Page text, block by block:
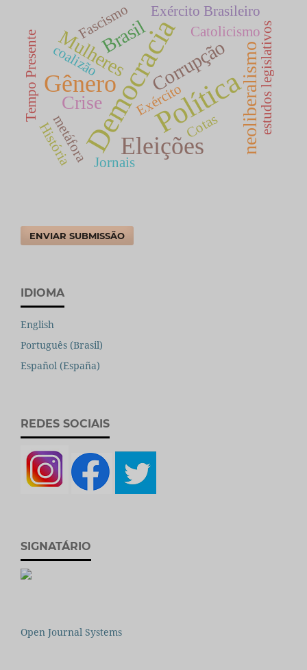
DemocraciaPolítica
Eleições
Gênero
Mulheres neoliberalismo
Crise
Corrupção
Brasil Catolicismo
metáfora
Fascismo estudos legislativos
coalizão
Cotas
Exército Brasileiro
Jornais
Exército
História
Tempo Presente
ENVIAR SUBMISSÃO
IDIOMA
English
Português (Brasil)
Español (España)
REDES SOCIAIS
SIGNATÁRIO
Open Journal Systems